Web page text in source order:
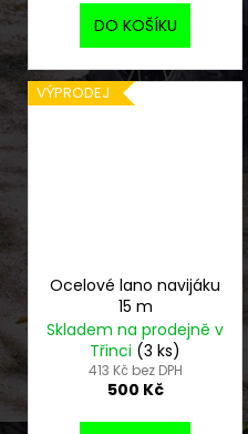
DO KOŠÍKU
VÝPRODEJ
Ocelové lano navijáku
15 m
Skladem na prodejně v
Třinci (3 ks)
413 Kč bez DPH
500 Kč